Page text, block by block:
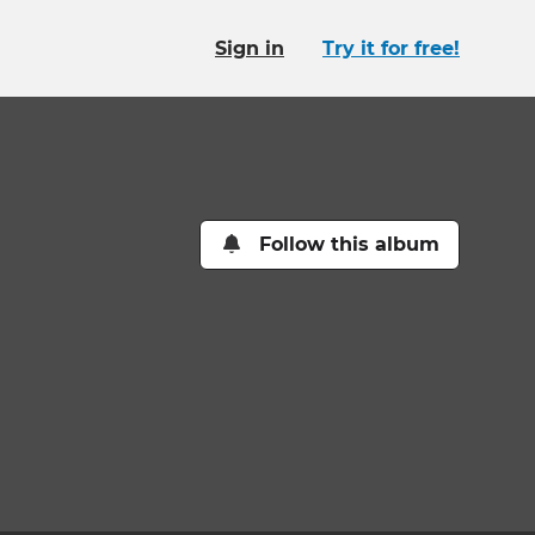
Sign in Try it for free!
Follow this album